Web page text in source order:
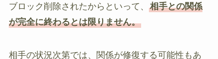
ブロック削除されたからといって、 相手との関係
が完全に終わるとは限りません。
相手の状況次第では、関係が修復する可能性もあ